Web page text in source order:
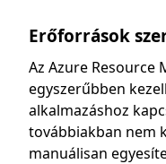
Erőforrások
Az Azure Resource
egyszerűbben
alkalmazáshoz
továbbiakban nem
manuálisan